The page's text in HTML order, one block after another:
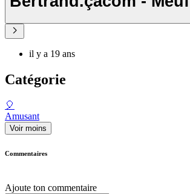
il y a 19 ans
Catégorie
🎈
Amusant
Voir moins
Commentaires
Ajoute ton commentaire